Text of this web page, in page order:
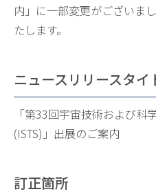
内」に一部変更がございま
たします。
ニュースリリースタイ
「第33回宇宙技術および科
(ISTS)」出展のご案内
訂正箇所